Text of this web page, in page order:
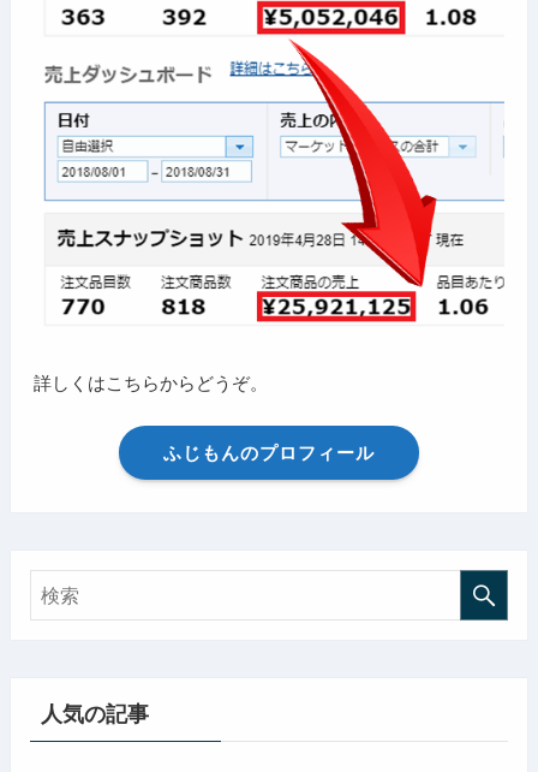
詳しくはこちらからどうぞ。
ふじもんのプロフィール
人気の記事